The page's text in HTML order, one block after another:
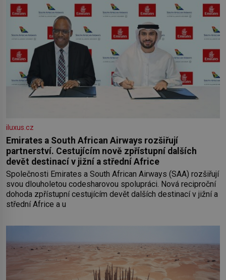
iluxus.cz
Emirates a South African Airways rozšiřují
partnerství. Cestujícím nově zpřístupní dalších
devět destinací v jižní a střední Africe
Společnosti Emirates a South African Airways (SAA) rozšiřují
svou dlouholetou codesharovou spolupráci. Nová reciproční
dohoda zpřístupní cestujícím devět dalších destinací v jižní a
střední Africe a u